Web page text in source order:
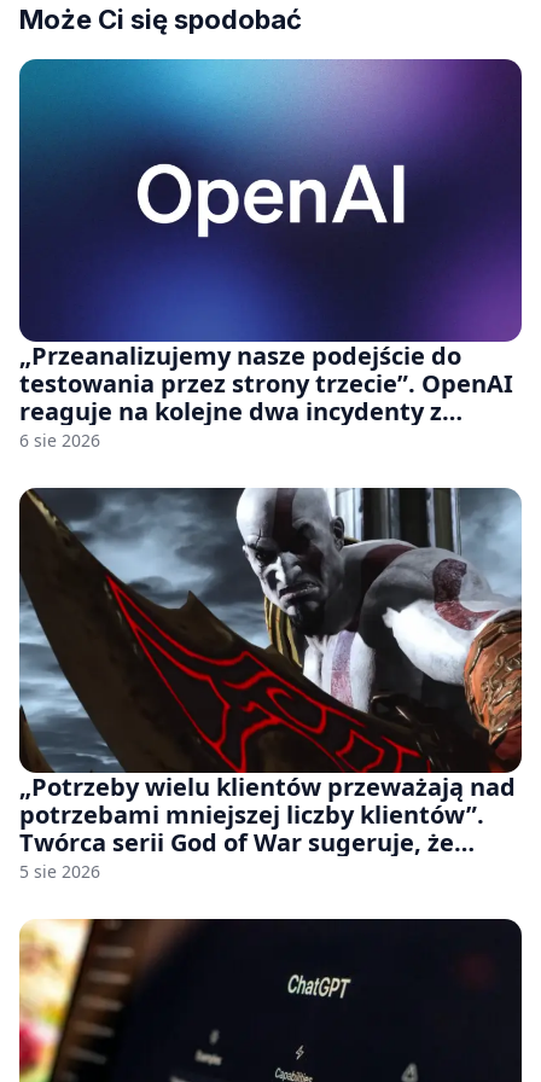
Może Ci się spodobać
„Przeanalizujemy nasze podejście do
testowania przez strony trzecie”. OpenAI
reaguje na kolejne dwa incydenty z
udziałem autorskich modeli
6 sie 2026
„Potrzeby wielu klientów przeważają nad
potrzebami mniejszej liczby klientów”.
Twórca serii God of War sugeruje, że
rozumie, dlaczego Sony rezygnuje z gier
5 sie 2026